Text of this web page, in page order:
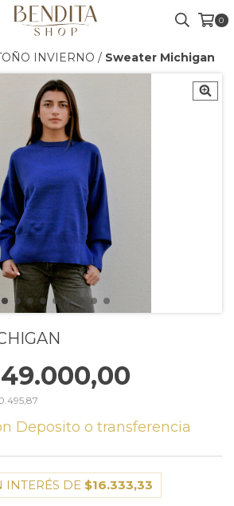
0
INVIERNO / Sweater Michigan
Deposito o transferencia
INTERÉS DE $16.333,33